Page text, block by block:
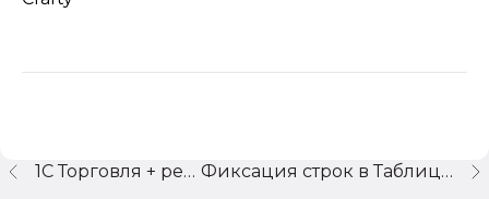
Фиксация строк в ТаблицеЗначений
1C Торговля + регистры